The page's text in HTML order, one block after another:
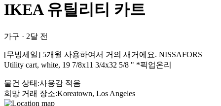
IKEA 유틸리티 카트
가구 · 2달 전
[무빙세일] 5개월 사용하여서 거의 새거에요. NISSAFORS
Utility cart, white, 19 7/8x11 3/4x32 5/8 " *픽업온리
물건 상태 :사용감 적음
희망 거래 장소:Koreatown, Los Angeles